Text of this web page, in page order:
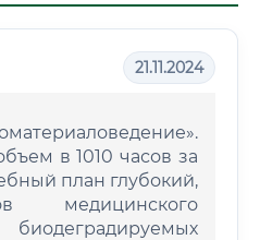
21.11.2024
в 1010 часов за
план глубокий,
медицинского